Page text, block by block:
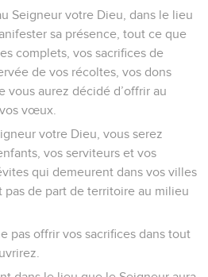
Seigneur votre Dieu, dans le lieu
sa présence, tout ce que
complets, vos sacrifices de
de vos récoltes, vos dons
vous aurez décidé d’offrir au
vœux.
votre Dieu, vous serez
vos serviteurs et vos
qui demeurent dans vos villes
pas de part de territoire au milieu
pas offrir vos sacrifices dans tout